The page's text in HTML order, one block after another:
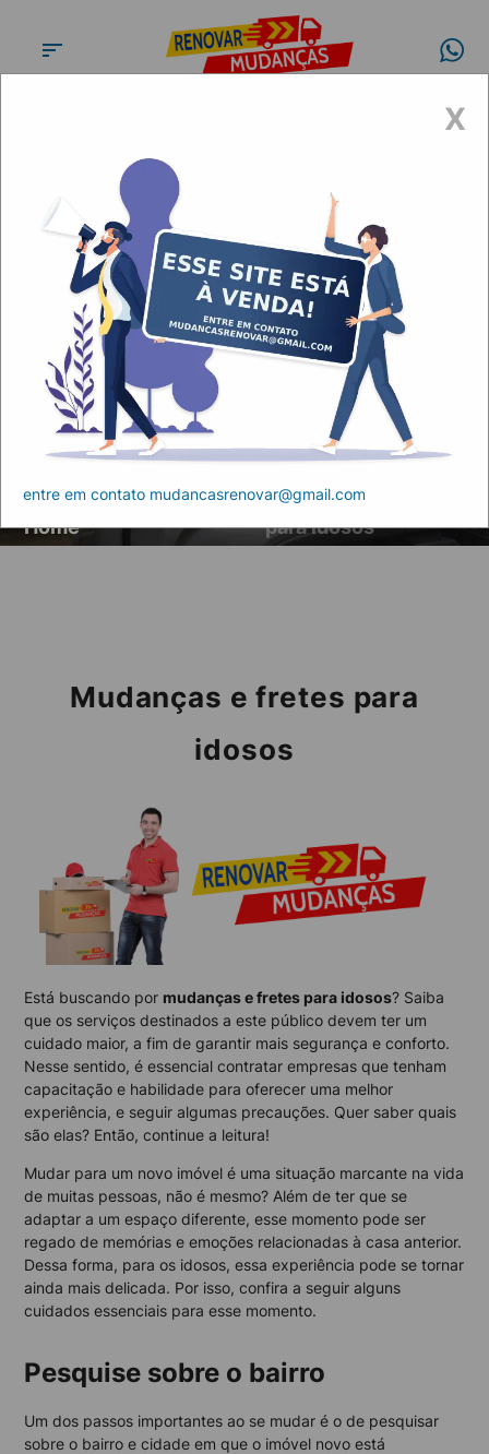
Mudanças e fretes para
idosos
Home
Artigos
Mudanças e fretes
para idosos
Mudanças e fretes para
idosos
Está buscando por mudanças e fretes para idosos? Saiba
que os serviços destinados a este público devem ter um
cuidado maior, a fim de garantir mais segurança e conforto.
Nesse sentido, é essencial contratar empresas que tenham
capacitação e habilidade para oferecer uma melhor
experiência, e seguir algumas precauções. Quer saber quais
são elas? Então, continue a leitura!
Mudar para um novo imóvel é uma situação marcante na vida
de muitas pessoas, não é mesmo? Além de ter que se
adaptar a um espaço diferente, esse momento pode ser
regado de memórias e emoções relacionadas à casa anterior.
Dessa forma, para os idosos, essa experiência pode se tornar
ainda mais delicada. Por isso, confira a seguir alguns
cuidados essenciais para esse momento.
Pesquise sobre o bairro
Um dos passos importantes ao se mudar é o de pesquisar
sobre o bairro e cidade em que o imóvel novo está
X
entre em contato mudancasrenovar@gmail.com